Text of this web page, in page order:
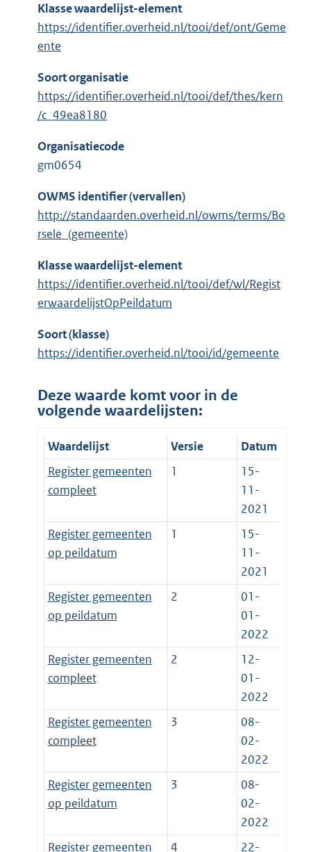
Klasse waardelijst-element
https://identifier.overheid.nl/tooi/def/ont/Geme
ente
Soort organisatie
https://identifier.overheid.nl/tooi/def/thes/kern
/c_49ea8180
Organisatiecode
gm0654
OWMS identifier (vervallen)
http://standaarden.overheid.nl/owms/terms/Bo
rsele_(gemeente)
Klasse waardelijst-element
https://identifier.overheid.nl/tooi/def/wl/Regist
erwaardelijstOpPeildatum
Soort (klasse)
https://identifier.overheid.nl/tooi/id/gemeente
Deze waarde komt voor in de
volgende waardelijsten:
Waardelijst Versie
Datum
Register gemeenten
compleet
1
15-
11-
2021
Register gemeenten
op peildatum
1
15-
11-
2021
Register gemeenten
op peildatum
2
01-
01-
2022
Register gemeenten
compleet
2
12-
01-
2022
Register gemeenten
compleet
3
08-
02-
2022
Register gemeenten
op peildatum
3
08-
02-
2022
Register gemeenten
4
22-